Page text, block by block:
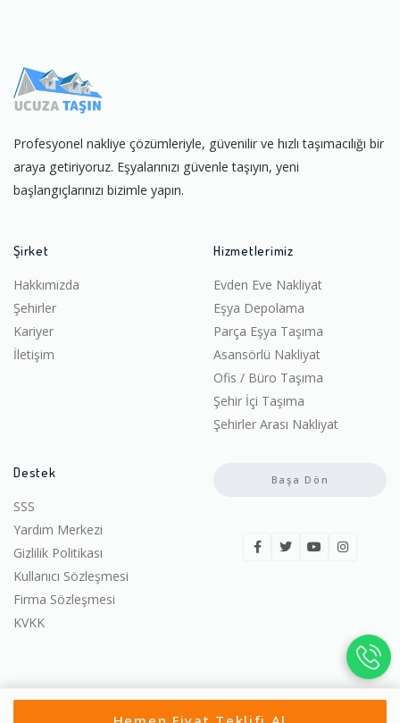
Profesyonel nakliye çözümleriyle, güvenilir ve hızlı taşımacılığı bir
araya getiriyoruz. Eşyalarınızı güvenle taşıyın, yeni
başlangıçlarınızı bizimle yapın.
Şirket
Hakkımızda
Şehirler
Kariyer
İletişim
Hizmetlerimiz
Evden Eve Nakliyat
Eşya Depolama
Parça Eşya Taşıma
Asansörlü Nakliyat
Ofis / Büro Taşıma
Şehir İçi Taşıma
Şehirler Arası Nakliyat
Destek
SSS
Yardım Merkezi
Gizlilik Politikası
Kullanıcı Sözleşmesi
Firma Sözleşmesi
KVKK
Başa Dön
© 2022-2026 Ucuza Taşın. | Tüm hakları saklıdır.